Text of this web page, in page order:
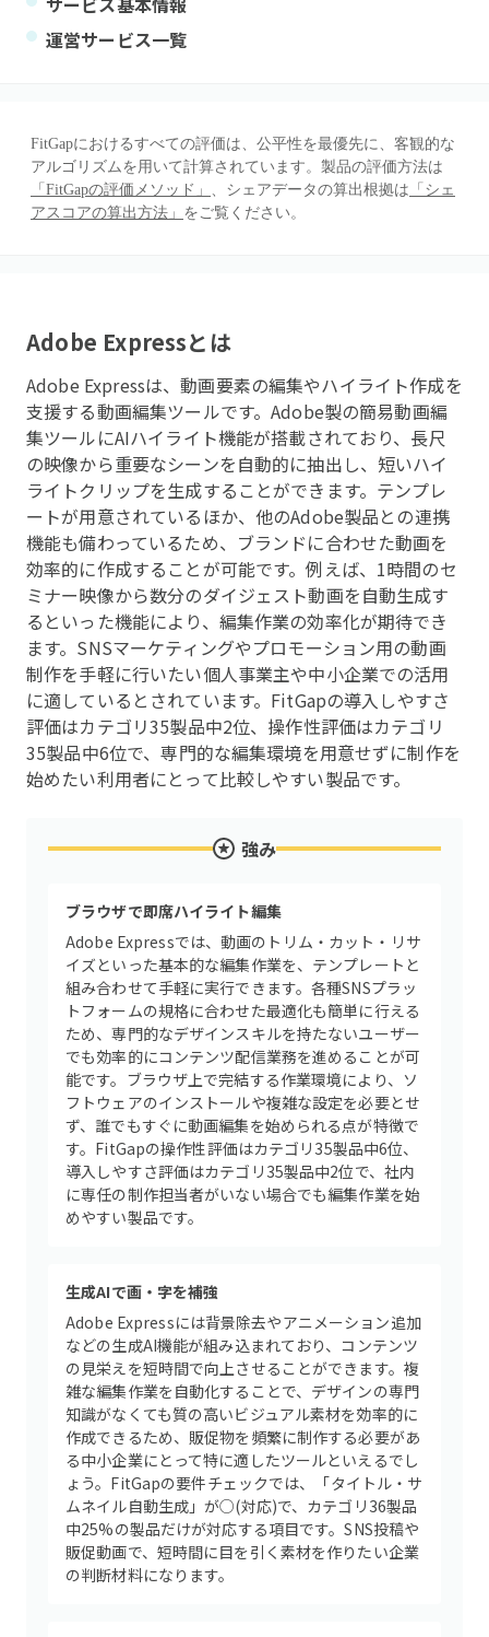
運営サービス一覧
FitGapにおけるすべての評価は、公平性を最優先に、客観的な
アルゴリズムを用いて計算されています。製品の評価方法は
「FitGapの評価メソッド」 、シェアデータの算出根拠は 「シェ
アスコアの算出方法」 をご覧ください。
Adobe Expressとは
Adobe Expressは、動画要素の編集やハイライト作成を
支援する動画編集ツールです。Adobe製の簡易動画編
集ツールにAIハイライト機能が搭載されており、長尺
の映像から重要なシーンを自動的に抽出し、短いハイ
ライトクリップを生成することができます。テンプレ
ートが用意されているほか、他のAdobe製品との連携
機能も備わっているため、ブランドに合わせた動画を
効率的に作成することが可能です。例えば、1時間のセ
ミナー映像から数分のダイジェスト動画を自動生成す
るといった機能により、編集作業の効率化が期待でき
ます。SNSマーケティングやプロモーション用の動画
制作を手軽に行いたい個人事業主や中小企業での活用
に適しているとされています。FitGapの導入しやすさ
評価はカテゴリ35製品中2位、操作性評価はカテゴリ
35製品中6位で、専門的な編集環境を用意せずに制作を
始めたい利用者にとって比較しやすい製品です。
強み
ブラウザで即席ハイライト編集
Adobe Expressでは、動画のトリム・カット・リサ
イズといった基本的な編集作業を、テンプレートと
組み合わせて手軽に実行できます。各種SNSプラッ
トフォームの規格に合わせた最適化も簡単に行える
ため、専門的なデザインスキルを持たないユーザー
でも効率的にコンテンツ配信業務を進めることが可
能です。ブラウザ上で完結する作業環境により、ソ
フトウェアのインストールや複雑な設定を必要とせ
ず、誰でもすぐに動画編集を始められる点が特徴で
す。FitGapの操作性評価はカテゴリ35製品中6位、
導入しやすさ評価はカテゴリ35製品中2位で、社内
に専任の制作担当者がいない場合でも編集作業を始
めやすい製品です。
生成AIで画・字を補強
Adobe Expressには背景除去やアニメーション追加
などの生成AI機能が組み込まれており、コンテンツ
の見栄えを短時間で向上させることができます。複
雑な編集作業を自動化することで、デザインの専門
知識がなくても質の高いビジュアル素材を効率的に
作成できるため、販促物を頻繁に制作する必要があ
る中小企業にとって特に適したツールといえるでし
ょう。FitGapの要件チェックでは、「タイトル・サ
ムネイル自動生成」が○(対応)で、カテゴリ36製品
中25%の製品だけが対応する項目です。SNS投稿や
販促動画で、短時間に目を引く素材を作りたい企業
の判断材料になります。